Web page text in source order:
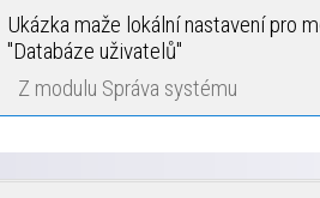
Ukázka maže lokální nastavení pro
"Databáze uživatelů"
Z modulu Správa systému